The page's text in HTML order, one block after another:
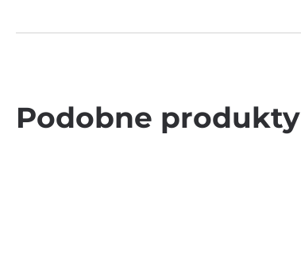
Podobne produkty